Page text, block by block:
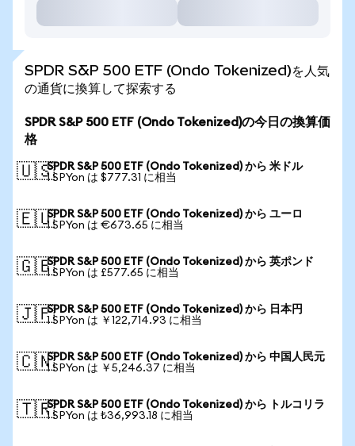
SPDR S&P 500 ETF (Ondo Tokenized)を人気
の通貨に換算して探索する
SPDR S&P 500 ETF (Ondo Tokenized)の今日の換算価
格
🇺🇸SPDR S&P 500 ETF (Ondo Tokenized) から 米ドル
1 SPYon は $777.31 に相当
🇪🇺SPDR S&P 500 ETF (Ondo Tokenized) から ユーロ
1 SPYon は €673.65 に相当
🇬🇧SPDR S&P 500 ETF (Ondo Tokenized) から 英ポンド
1 SPYon は £577.65 に相当
🇯🇵SPDR S&P 500 ETF (Ondo Tokenized) から 日本円
1 SPYon は ￥122,714.93 に相当
🇨🇳SPDR S&P 500 ETF (Ondo Tokenized) から 中国人民元
1 SPYon は ￥5,246.37 に相当
🇹🇷SPDR S&P 500 ETF (Ondo Tokenized) から トルコリラ
1 SPYon は ₺36,993.18 に相当